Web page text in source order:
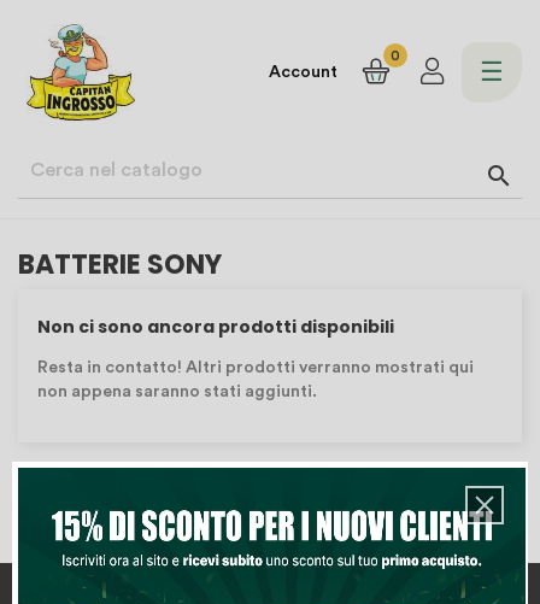
Account
0
☰

BATTERIE SONY
Non ci sono ancora prodotti disponibili
Resta in contatto! Altri prodotti verranno mostrati qui
non appena saranno stati aggiunti.